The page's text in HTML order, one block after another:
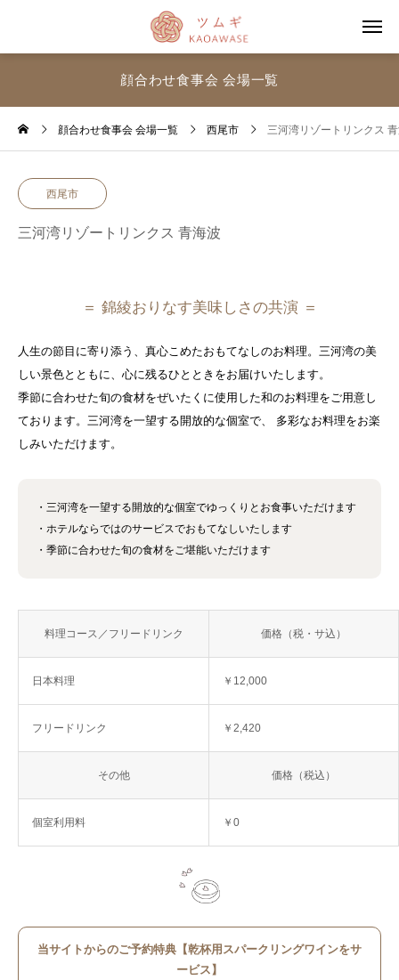
顔合わせ食事会 会場一覧
顔合わせ食事会 会場一覧 西尾市 三河湾リゾートリンクス
西尾市
三河湾リゾートリンクス 青海波
＝ 錦綾おりなす美味しさの共演 ＝
人生の節目に寄り添う、真心こめたおもてなしのお料理。三河湾の美
しい景色とともに、心に残るひとときをお届けいたします。
季節に合わせた旬の食材をぜいたくに使用した和のお料理をご用意し
ております。三河湾を一望する開放的な個室で、 多彩なお料理をお楽
しみいただけます。
・三河湾を一望する開放的な個室でゆっくりとお食事いただけます
・ホテルならではのサービスでおもてなしいたします
・季節に合わせた旬の食材をご堪能いただけます
料理コース／フリードリンク 価格（税・サ込）
日本料理 ￥12,000
フリードリンク ￥2,420
その他 価格（税込）
個室利用料 ￥0
当サイトからのご予約特典【乾杯用スパークリングワインをサ
ービス】